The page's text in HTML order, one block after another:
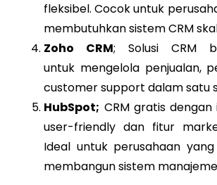
fleksibel. Cocok untuk
membutuhkan sistem CRM
Zoho CRM; Solusi CRM
untuk mengelola penjualan,
customer support dalam satu
HubSpot; CRM gratis
user-friendly dan fitur
Ideal untuk perusahaan
membangun sistem